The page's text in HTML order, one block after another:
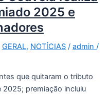
2025 e
GERAL, NOTÍCIAS / admin /
que quitaram o tributo
premiação incluiu